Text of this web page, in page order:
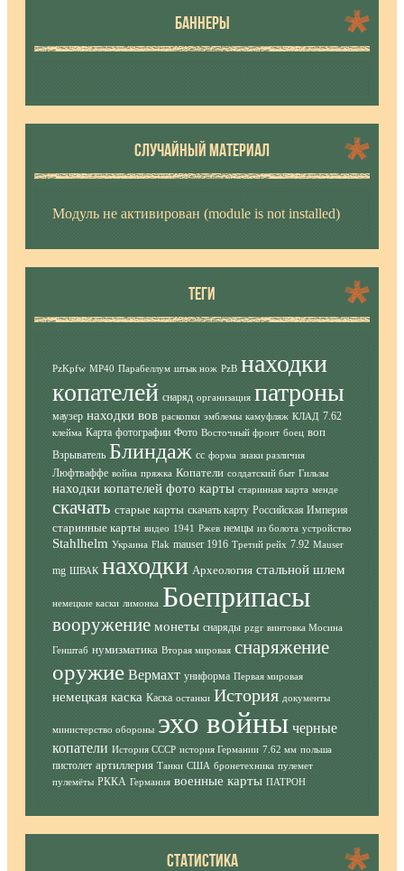
БАННЕРЫ
СЛУЧАЙНЫЙ МАТЕРИАЛ
Модуль не активирован (module is not installed)
ТЕГИ
PzKpfw MP40 Парабеллум штык нож PzB находки
копателей снаряд организация патроны
маузер находки вов раскопки эмблемы камуфляж КЛАД 7.62
клейма Карта фотографии Фото Восточный фронт боец воп
Взрыватель Блиндаж сс форма знаки различия
Люфтваффе война пряжка Копатели солдатский быт Гильзы
находки копателей фото карты старинная карта менде
скачать старые карты скачать карту Российская Империя
старинные карты видео 1941 Ржев немцы из болота устройство
Stahlhelm Украина Flak mauser 1916 Третий рейх 7.92 Mauser
mg ШВАК находки Археология стальной шлем
немецкие каски лимонка Боеприпасы
вооружение монеты снаряды pzgr винтовка Мосина
Генштаб нумизматика Вторая мировая снаряжение
оружие Вермахт униформа Первая мировая
немецкая каска Каска останки История документы
министерство обороны эхо войны черные
копатели История СССР история Германии 7.62 мм польша
пистолет артиллерия Танки США бронетехника пулемет
пулемёты РККА Германия военные карты ПАТРОН
СТАТИСТИКА